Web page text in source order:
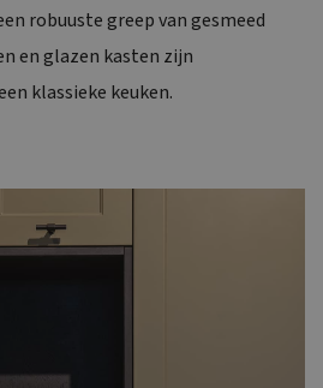
robuuste greep van gesmeed
en glazen kasten zijn
klassieke keuken.